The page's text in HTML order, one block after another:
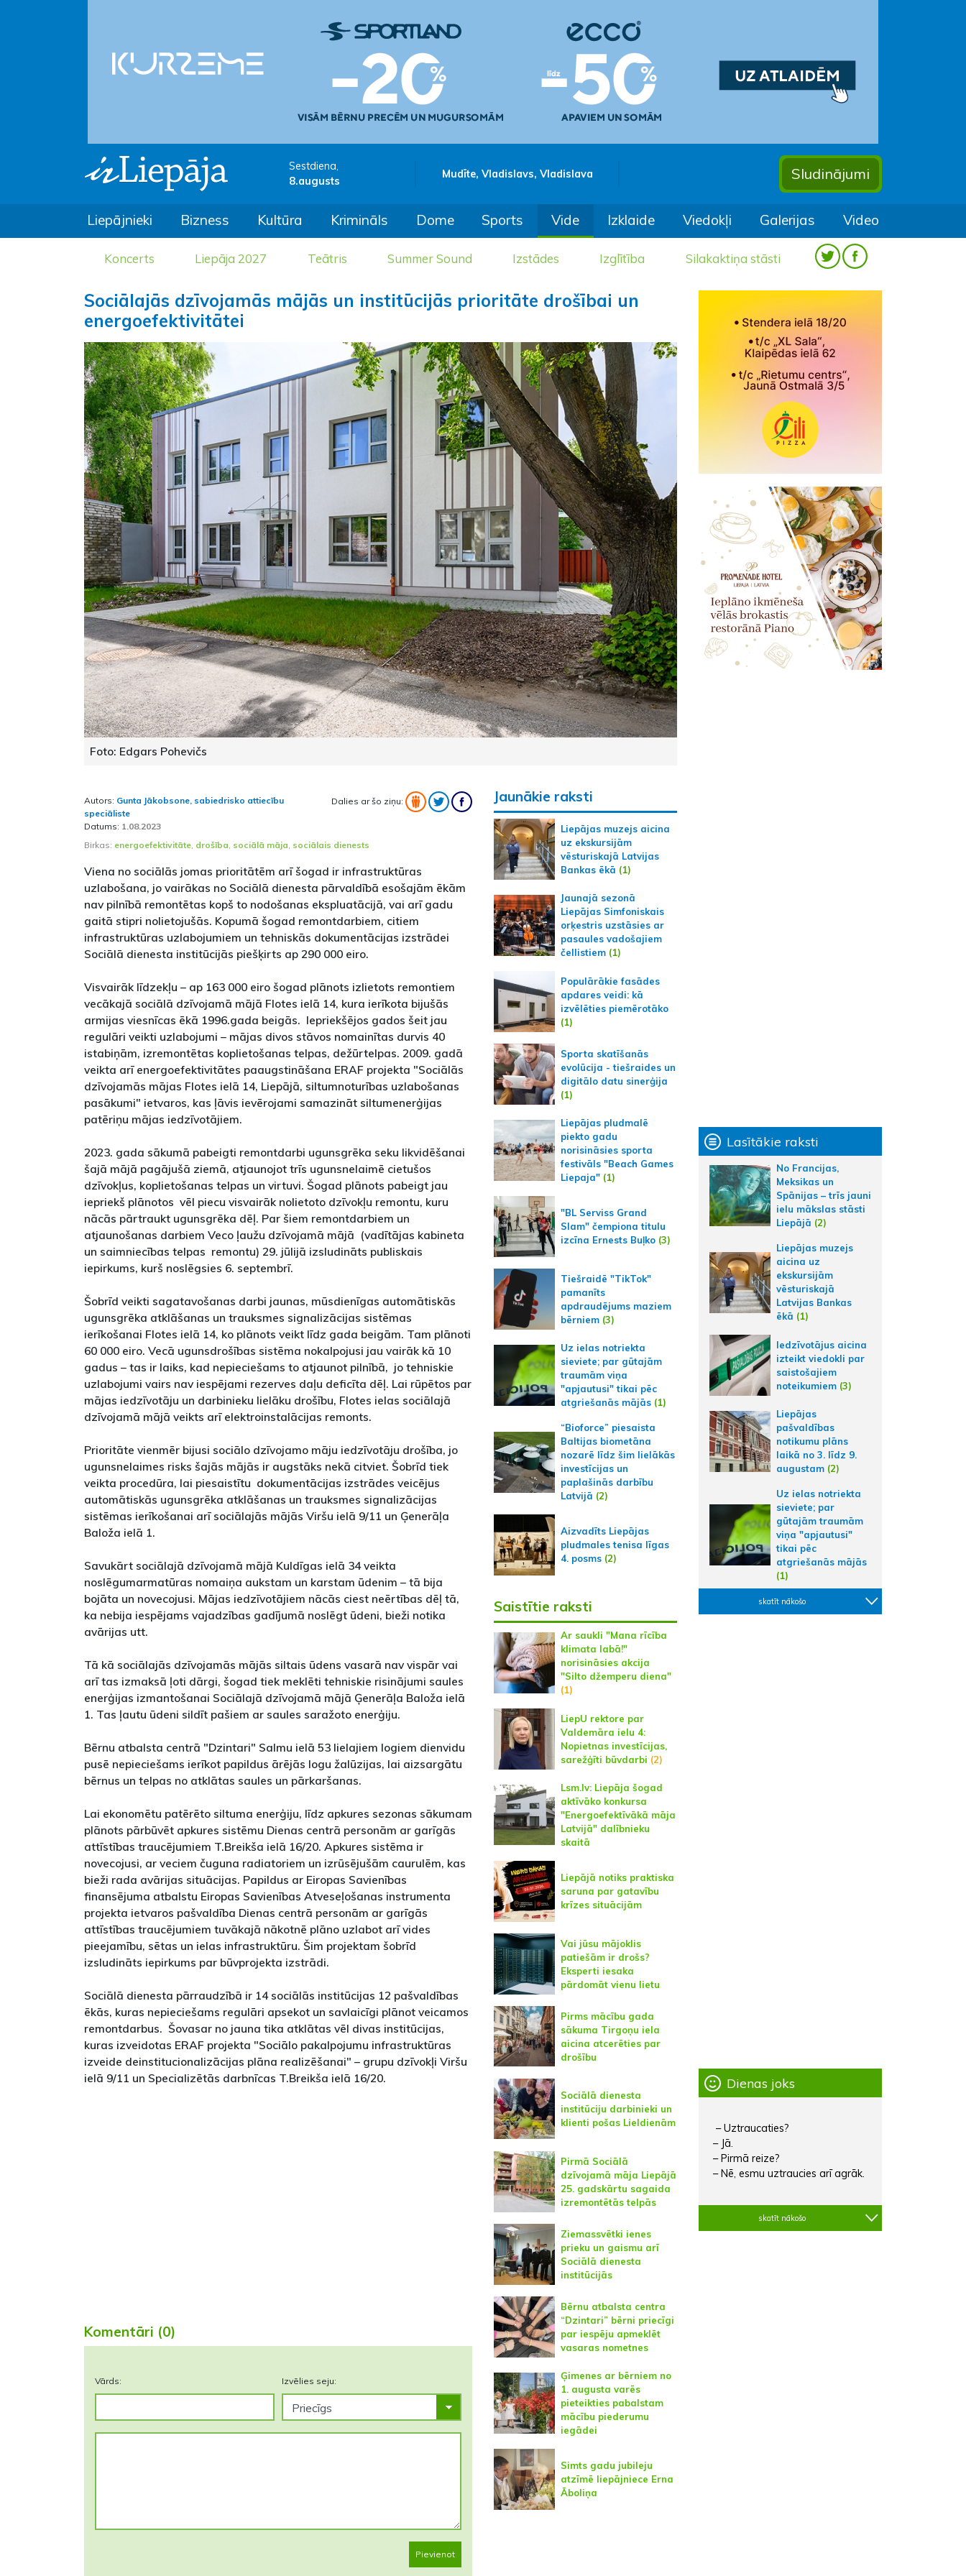
Sestdiena,
8.augusts
Mudīte, Vladislavs, Vladislava Sludinājumi
Liepājnieki Bizness Kultūra Krimināls Dome Sports Vide Izklaide Viedokļi Galerijas Video
Koncerts Liepāja 2027 Teātris Summer Sound Izstādes Izglītība Silakaktiņa stāsti
Sociālajās dzīvojamās mājās un institūcijās prioritāte drošībai un
energoefektivitātei
Foto: Edgars Pohevičs
Autors: Gunta Jākobsone, sabiedrisko attiecību
speciāliste
Datums: 1.08.2023
Dalies ar šo ziņu:
Birkas: energoefektivitāte, drošība, sociālā māja, sociālais dienests
Viena no sociālās jomas prioritātēm arī šogad ir infrastruktūras
uzlabošana, jo vairākas no Sociālā dienesta pārvaldībā esošajām ēkām
nav pilnībā remontētas kopš to nodošanas ekspluatācijā, vai arī gadu
gaitā stipri nolietojušās. Kopumā šogad remontdarbiem, citiem
infrastruktūras uzlabojumiem un tehniskās dokumentācijas izstrādei
Sociālā dienesta institūcijās piešķirts ap 290 000 eiro.
Visvairāk līdzekļu – ap 163 000 eiro šogad plānots izlietots remontiem
vecākajā sociālā dzīvojamā mājā Flotes ielā 14, kura ierīkota bijušās
armijas viesnīcas ēkā 1996.gada beigās. Iepriekšējos gados šeit jau
regulāri veikti uzlabojumi – mājas divos stāvos nomainītas durvis 40
istabiņām, izremontētas koplietošanas telpas, dežūrtelpas. 2009. gadā
veikta arī energoefektivitātes paaugstināšana ERAF projekta "Sociālās
dzīvojamās mājas Flotes ielā 14, Liepājā, siltumnoturības uzlabošanas
pasākumi" ietvaros, kas ļāvis ievērojami samazināt siltumenerģijas
patēriņu mājas iedzīvotājiem.
2023. gada sākumā pabeigti remontdarbi ugunsgrēka seku likvidēšanai
šajā mājā pagājušā ziemā, atjaunojot trīs ugunsnelaimē cietušos
dzīvokļus, koplietošanas telpas un virtuvi. Šogad plānots pabeigt jau
iepriekš plānotos vēl piecu visvairāk nolietoto dzīvokļu remontu, kuru
nācās pārtraukt ugunsgrēka dēļ. Par šiem remontdarbiem un
atjaunošanas darbiem Veco ļaužu dzīvojamā mājā (vadītājas kabineta
un saimniecības telpas remontu) 29. jūlijā izsludināts publiskais
iepirkums, kurš noslēgsies 6. septembrī.
Šobrīd veikti sagatavošanas darbi jaunas, mūsdienīgas automātiskās
ugunsgrēka atklāšanas un trauksmes signalizācijas sistēmas
ierīkošanai Flotes ielā 14, ko plānots veikt līdz gada beigām. Tam plānoti
60 000 eiro. Vecā ugunsdrošības sistēma nokalpojusi jau vairāk kā 10
gadus – tas ir laiks, kad nepieciešams to atjaunot pilnībā, jo tehniskie
uzlabojumi vairs nav iespējami rezerves daļu deficīta dēļ. Lai rūpētos par
mājas iedzīvotāju un darbinieku lielāku drošību, Flotes ielas sociālajā
dzīvojamā mājā veikts arī elektroinstalācijas remonts.
Prioritāte vienmēr bijusi sociālo dzīvojamo māju iedzīvotāju drošība, jo
ugunsnelaimes risks šajās mājās ir augstāks nekā citviet. Šobrīd tiek
veikta procedūra, lai piesaistītu dokumentācijas izstrādes veicējus
automātiskās ugunsgrēka atklāšanas un trauksmes signalizācijas
sistēmas ierīkošanai arī sociālajās mājās Viršu ielā 9/11 un Ģenerāļa
Baloža ielā 1.
Savukārt sociālajā dzīvojamā mājā Kuldīgas ielā 34 veikta
noslēgumarmatūras nomaiņa aukstam un karstam ūdenim – tā bija
bojāta un novecojusi. Mājas iedzīvotājiem nācās ciest neērtības dēļ tā,
ka nebija iespējams vajadzības gadījumā noslēgt ūdeni, bieži notika
avārijas utt.
Tā kā sociālajās dzīvojamās mājās siltais ūdens vasarā nav vispār vai
arī tas izmaksā ļoti dārgi, šogad tiek meklēti tehniskie risinājumi saules
enerģijas izmantošanai Sociālajā dzīvojamā mājā Ģenerāļa Baloža ielā
1. Tas ļautu ūdeni sildīt pašiem ar saules saražoto enerģiju.
Bērnu atbalsta centrā "Dzintari" Salmu ielā 53 lielajiem logiem dienvidu
pusē nepieciešams ierīkot papildus ārējās logu žalūzijas, lai aizsargātu
bērnus un telpas no atklātas saules un pārkaršanas.
Lai ekonomētu patērēto siltuma enerģiju, līdz apkures sezonas sākumam
plānots pārbūvēt apkures sistēmu Dienas centrā personām ar garīgās
attīstības traucējumiem T.Breikša ielā 16/20. Apkures sistēma ir
novecojusi, ar veciem čuguna radiatoriem un izrūsējušām caurulēm, kas
bieži rada avārijas situācijas. Papildus ar Eiropas Savienības
finansējuma atbalstu Eiropas Savienības Atveseļošanas instrumenta
projekta ietvaros pašvaldība Dienas centrā personām ar garīgās
attīstības traucējumiem tuvākajā nākotnē plāno uzlabot arī vides
pieejamību, sētas un ielas infrastruktūru. Šim projektam šobrīd
izsludināts iepirkums par būvprojekta izstrādi.
Sociālā dienesta pārraudzībā ir 14 sociālās institūcijas 12 pašvaldības
ēkās, kuras nepieciešams regulāri apsekot un savlaicīgi plānot veicamos
remontdarbus. Šovasar no jauna tika atklātas vēl divas institūcijas,
kuras izveidotas ERAF projekta "Sociālo pakalpojumu infrastruktūras
izveide deinstitucionalizācijas plāna realizēšanai" – grupu dzīvokļi Viršu
ielā 9/11 un Specializētās darbnīcas T.Breikša ielā 16/20.
Komentāri (0)
Vārds: Izvēlies seju:
Pievienot
Jaunākie raksti
Liepājas muzejs aicina
uz ekskursijām
vēsturiskajā Latvijas
Bankas ēkā (1)
Jaunajā sezonā
Liepājas Simfoniskais
orķestris uzstāsies ar
pasaules vadošajiem
čellistiem(1)
Populārākie fasādes
apdares veidi: kā
izvēlēties piemērotāko
(1)
Sporta skatīšanās
evolūcija - tiešraides un
digitālo datu sinerģija
(1)
Liepājas pludmalē
piekto gadu
norisināsies sporta
festivāls "Beach Games
Liepaja"(1)
"BL Serviss Grand
Slam" čempiona titulu
izcīna Ernests Buļko(3)
Tiešraidē "TikTok"
pamanīts
apdraudējums maziem
bērniem(3)
Uz ielas notriekta
sieviete; par gūtajām
traumām viņa
"apjautusi" tikai pēc
atgriešanās mājās(1)
“Bioforce” piesaista
Baltijas biometāna
nozarē līdz šim lielākās
investīcijas un
paplašinās darbību
Latvijā (2)
Aizvadīts Liepājas
pludmales tenisa līgas
4. posms(2)
Saistītie raksti
Ar saukli "Mana rīcība
klimata labā!"
norisināsies akcija
"Silto džemperu diena"
(1)
LiepU rektore par
Valdemāra ielu 4:
Nopietnas investīcijas,
sarežģīti būvdarbi (2)
Lsm.lv: Liepāja šogad
aktīvāko konkursa
"Energoefektīvākā māja
Latvijā" dalībnieku
skaitā
Liepājā notiks praktiska
saruna par gatavību
krīzes situācijām
Vai jūsu mājoklis
patiešām ir drošs?
Eksperti iesaka
pārdomāt vienu lietu
Pirms mācību gada
sākuma Tirgoņu iela
aicina atcerēties par
drošību
Sociālā dienesta
institūciju darbinieki un
klienti pošas Lieldienām
Pirmā Sociālā
dzīvojamā māja Liepājā
25. gadskārtu sagaida
izremontētās telpās
Ziemassvētki ienes
prieku un gaismu arī
Sociālā dienesta
institūcijās
Bērnu atbalsta centra
“Dzintari” bērni priecīgi
par iespēju apmeklēt
vasaras nometnes
Ģimenes ar bērniem no
1. augusta varēs
pieteikties pabalstam
mācību piederumu
iegādei
Simts gadu jubileju
atzīmē liepājniece Erna
Āboliņa
Lasītākie raksti
No Francijas,
Meksikas un
Spānijas – trīs jauni
ielu mākslas stāsti
Liepājā (2)
Liepājas muzejs
aicina uz
ekskursijām
vēsturiskajā
Latvijas Bankas
ēkā (1)
Iedzīvotājus aicina
izteikt viedokli par
saistošajiem
noteikumiem (3)
Liepājas
pašvaldības
notikumu plāns
laikā no 3. līdz 9.
augustam (2)
Uz ielas notriekta
sieviete; par
gūtajām traumām
viņa "apjautusi"
tikai pēc
atgriešanās mājās
(1)
skatīt nākošo
Dienas joks
– Uztraucaties?
– Jā.
– Pirmā reize?
– Nē, esmu uztraucies arī agrāk.
skatīt nākošo